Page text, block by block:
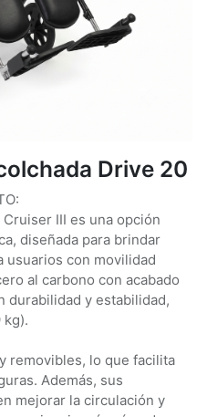
Drive 20
III es una opción
diseñada para brindar
usuarios con movilidad
al carbono con acabado
durabilidad y estabilidad,
kg).
removibles, lo que facilita
Además, sus
mejorar la circulación y